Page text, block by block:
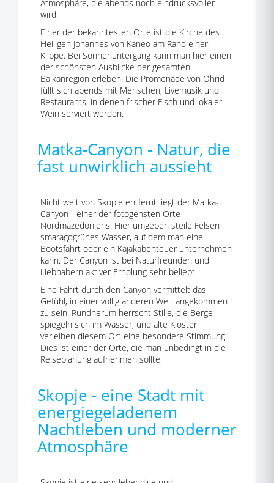
Atmosphäre, die abends noch eindrucksvoller
wird.
Einer der bekanntesten Orte ist die Kirche des
Heiligen Johannes von Kaneo am Rand einer
Klippe. Bei Sonnenuntergang kann man hier einen
der schönsten Ausblicke der gesamten
Balkanregion erleben. Die Promenade von Ohrid
füllt sich abends mit Menschen, Livemusik und
Restaurants, in denen frischer Fisch und lokaler
Wein serviert werden.
Matka-Canyon - Natur, die
fast unwirklich aussieht
Nicht weit von Skopje entfernt liegt der Matka-
Canyon - einer der fotogensten Orte
Nordmazedoniens. Hier umgeben steile Felsen
smaragdgrünes Wasser, auf dem man eine
Bootsfahrt oder ein Kajakabenteuer unternehmen
kann. Der Canyon ist bei Naturfreunden und
Liebhabern aktiver Erholung sehr beliebt.
Eine Fahrt durch den Canyon vermittelt das
Gefühl, in einer völlig anderen Welt angekommen
zu sein. Rundherum herrscht Stille, die Berge
spiegeln sich im Wasser, und alte Klöster
verleihen diesem Ort eine besondere Stimmung.
Dies ist einer der Orte, die man unbedingt in die
Reiseplanung aufnehmen sollte.
Skopje - eine Stadt mit
energiegeladenem
Nachtleben und moderner
Atmosphäre